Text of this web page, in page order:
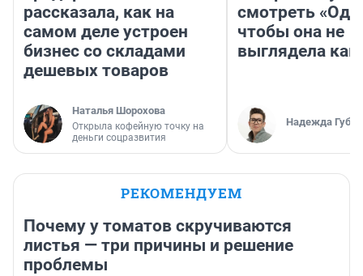
рассказала, как на
самом деле устроен
бизнес со складами
дешевых товаров
Наталья Шорохова
Открыла кофейную точку на
деньги соцразвития
смотреть
чтобы она не
выглядела как
Надежда
РЕКОМЕНДУЕМ
Почему у томатов скручиваются
листья — три причины и решение
проблемы